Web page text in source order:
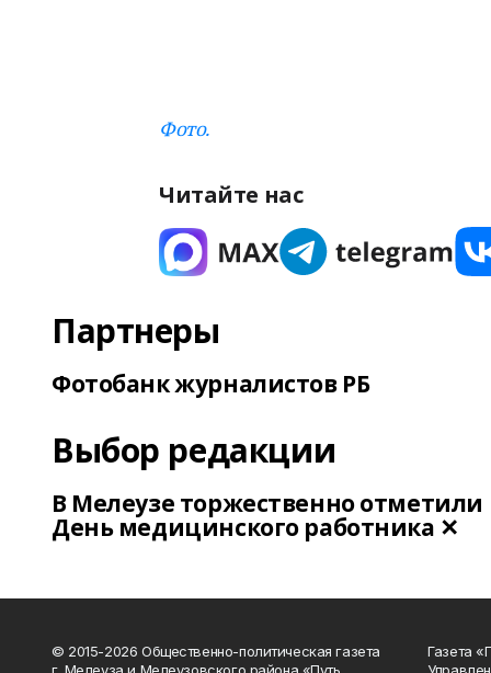
Фото.
Читайте нас
Партнеры
Фотобанк журналистов РБ
Выбор редакции
В Мелеузе торжественно отметили
День медицинского работника ✕
© 2015-2026 Общественно-политическая газета
Газета